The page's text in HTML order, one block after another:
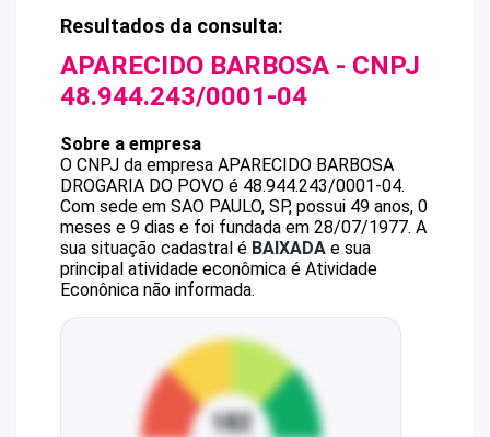
Resultados da consulta:
APARECIDO BARBOSA - CNPJ
48.944.243/0001-04
Sobre a empresa
O CNPJ da empresa APARECIDO BARBOSA
DROGARIA DO POVO é 48.944.243/0001-04.
Com sede em SAO PAULO, SP, possui 49 anos, 0
meses e 9 dias e foi fundada em 28/07/1977. A
sua situação cadastral é BAIXADA e sua
principal atividade econômica é Atividade
Econônica não informada.